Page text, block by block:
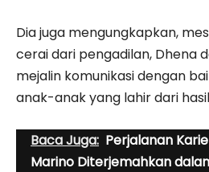
Dia juga mengungkapkan,
cerai dari pengadilan, Dhena
mejalin komunikasi dengan
anak-anak yang lahir dari
Baca Juga: Perjalanan
Marino Diterjemahkan